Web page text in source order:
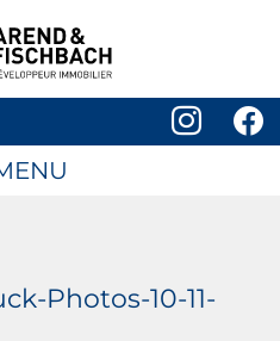
Photos-10-11-